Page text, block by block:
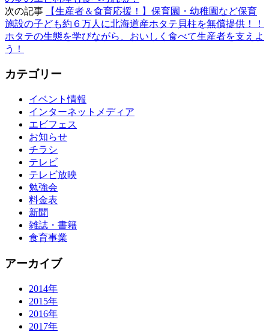
次の記事
【生産者＆食育応援！】保育園・幼稚園など保育
施設の子ども約６万人に北海道産ホタテ貝柱を無償提供！！
ホタテの生態を学びながら、おいしく食べて生産者を支えよ
う！
カテゴリー
イベント情報
インターネットメディア
エビフェス
お知らせ
チラシ
テレビ
テレビ放映
勉強会
料金表
新聞
雑誌・書籍
食育事業
アーカイブ
2014年
2015年
2016年
2017年